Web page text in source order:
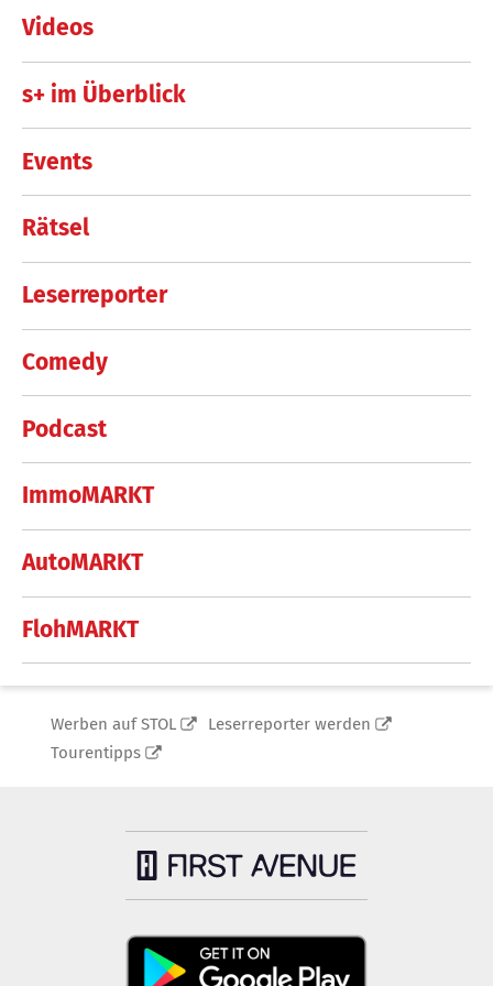
Videos
s+ im Überblick
Events
Rätsel
Leserreporter
Comedy
Podcast
ImmoMARKT
AutoMARKT
FlohMARKT
Werben auf STOL
Leserreporter werden
Tourentipps